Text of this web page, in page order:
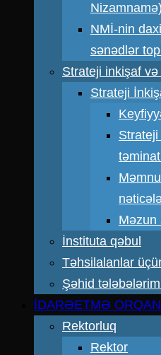
Nizamnamə)
NMİ-nin
sənədlər
Strateji inkişaf
Strateji
Məzun
İnstituta qəbul
Təhsilalanlar
Şəhid
İDARƏETMƏ
Rektorluq
Rektor